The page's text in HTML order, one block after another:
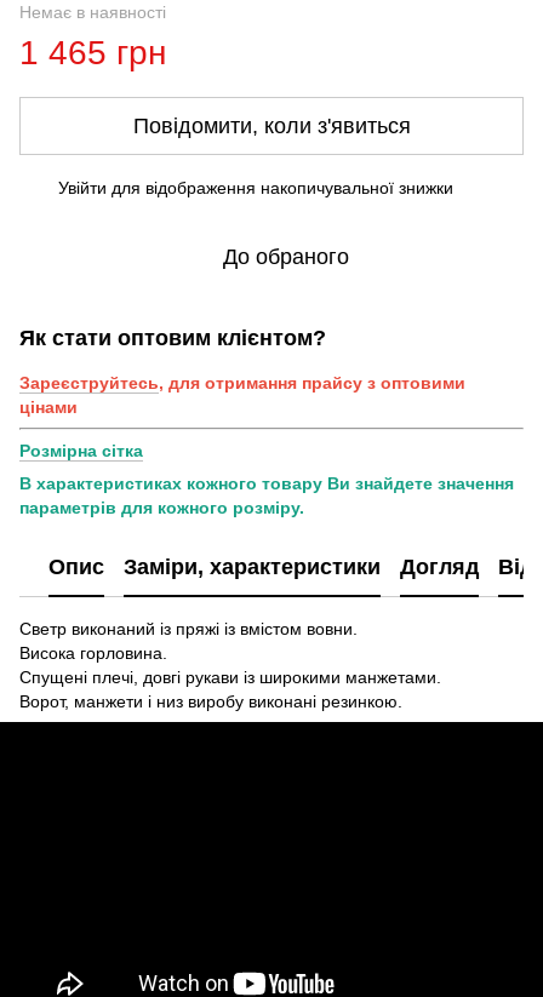
Немає в наявності
1 465 грн
Повідомити, коли з'явиться
Увійти для відображення накопичувальної знижки
До обраного
Як стати оптовим клієнтом?
Зареєструйтесь, для отримання прайсу з оптовими
цінами
Розмірна сітка
В характеристиках кожного товару Ви знайдете значення
параметрів для кожного розміру.
Опис Заміри, характеристики Догляд
Светр виконаний із пряжі із вмістом вовни.
Висока горловина.
Спущені плечі, довгі рукави із широкими манжетами.
Ворот, манжети і низ виробу виконані резинкою.